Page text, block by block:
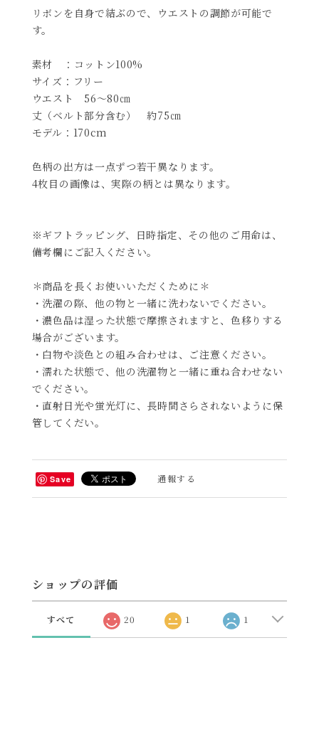
リボンを自身で結ぶので、ウエストの調節が可能で
す。
素材 ：コットン100%
サイズ：フリー
ウエスト 56～80㎝
丈（ベルト部分含む） 約75㎝
モデル：170cm
色柄の出方は一点ずつ若干異なります。
4枚目の画像は、実際の柄とは異なります。
※ギフトラッピング、日時指定、その他のご用命は、
備考欄にご記入ください。
＊商品を長くお使いいただくために＊
・洗濯の際、他の物と一緒に洗わないでください。
・濃色品は湿った状態で摩擦されますと、色移りする
場合がございます。
・白物や淡色との組み合わせは、ご注意ください。
・濡れた状態で、他の洗濯物と一緒に重ね合わせない
でください。
・直射日光や蛍光灯に、長時間さらされないように保
管してくだい。
Save 通報する
ショップの評価
すべて 20 1 1